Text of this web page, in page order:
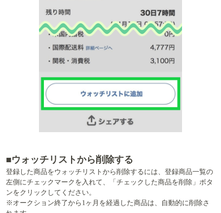
■ウォッチリストから削除する
登録した商品をウォッチリストから削除するには、登録商品一覧の
左側にチェックマークを入れて、「チェックした商品を削除」ボタ
ンをクリックしてください。
※オークション終了から1ヶ月を経過した商品は、自動的に削除さ